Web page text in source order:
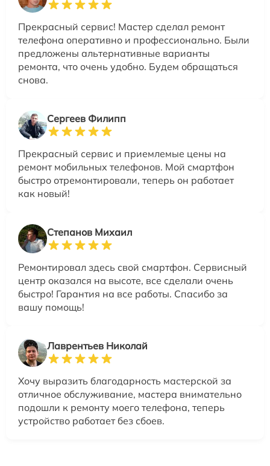
Прекрасный сервис! Мастер сделал ремонт
телефона оперативно и профессионально. Были
предложены альтернативные варианты
ремонта, что очень удобно. Будем обращаться
снова.
Сергеев Филипп
Прекрасный сервис и приемлемые цены на
ремонт мобильных телефонов. Мой смартфон
быстро отремонтировали, теперь он работает
как новый!
Степанов Михаил
Ремонтировал здесь свой смартфон. Сервисный
центр оказался на высоте, все сделали очень
быстро! Гарантия на все работы. Спасибо за
вашу помощь!
Лаврентьев Николай
Хочу выразить благодарность мастерской за
отличное обслуживание, мастера внимательно
подошли к ремонту моего телефона, теперь
устройство работает без сбоев.